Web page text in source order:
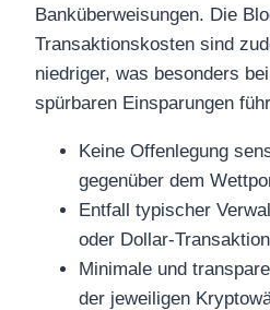
Banküberweisungen. Die
Transaktionskosten sind
niedriger, was besonders
spürbaren Einsparungen
Keine Offenlegung
gegenüber dem
Entfall typischer
oder Dollar-
Minimale und
der jeweiligen